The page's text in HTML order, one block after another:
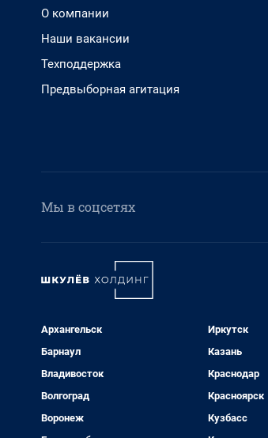
О компании
Наши вакансии
Техподдержка
Предвыборная агитация
Мы в соцсетях
Архангельск
Барнаул
Владивосток
Волгоград
Воронеж
Иркутск
Казань
Краснодар
Красноярск
Кузбасс